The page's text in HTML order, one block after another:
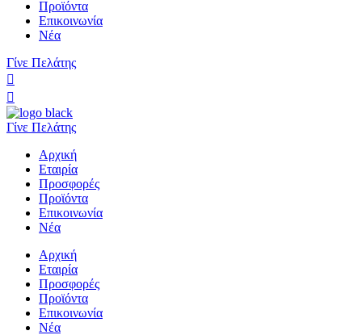
Προϊόντα
Επικοινωνία
Νέα
Γίνε Πελάτης
Γίνε Πελάτης
Αρχική
Εταιρία
Προσφορές
Προϊόντα
Επικοινωνία
Νέα
Αρχική
Εταιρία
Προσφορές
Προϊόντα
Επικοινωνία
Νέα